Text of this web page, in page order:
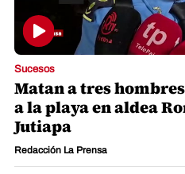
Sucesos
Matan a tres
a la playa en aldea
Jutiapa
Redacción La Prensa